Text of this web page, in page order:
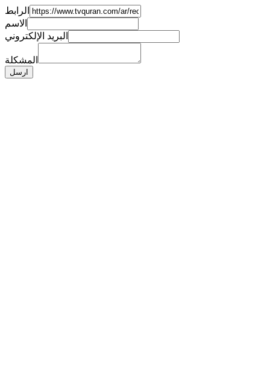
الرابط
الاسم
البريد الإلكتروني
المشكلة
ارسل